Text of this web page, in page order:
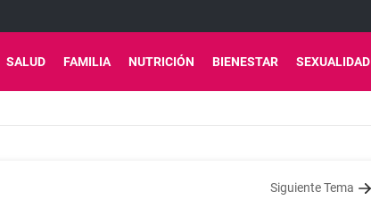
SALUD FAMILIA NUTRICIÓN BIENESTAR SEXUALIDAD
Siguiente Tema